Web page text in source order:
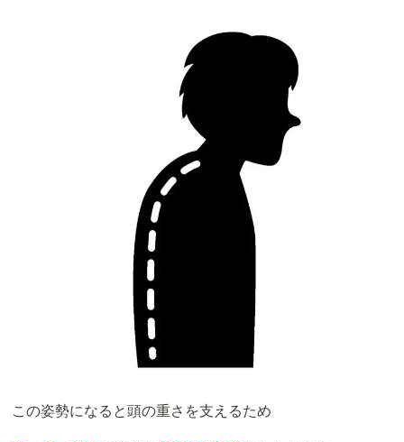
この姿勢になると頭の重さを支えるため